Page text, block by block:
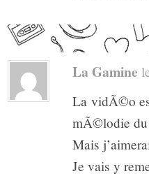
La Gamine
La vidÃ©o
mÃ©lodie
Mais
Je vais y